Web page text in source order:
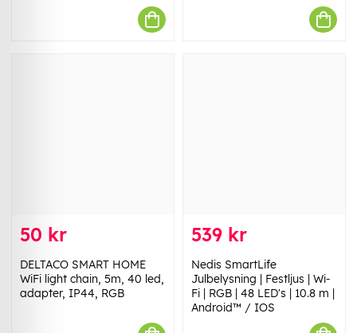
50 kr
DELTACO SMART HOME
WiFi light chain, 5m, 40 led,
adapter, IP44, RGB
539 kr
Nedis SmartLife
Julbelysning | Festljus | Wi-
Fi | RGB | 48 LED's | 10.8 m |
Android™ / IOS